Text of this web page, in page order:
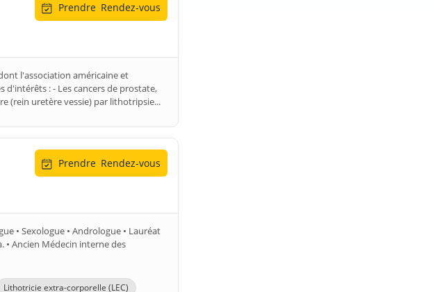
Prendre Rendez-vous
l'association américaine et
d'intérêts : - Les cancers de prostate,
(rein uretère vessie) par lithotripsie...
Prendre Rendez-vous
• Sexologue • Andrologue • Lauréat
• Ancien Médecin interne des
Lithotricie extra-corporelle (LEC)